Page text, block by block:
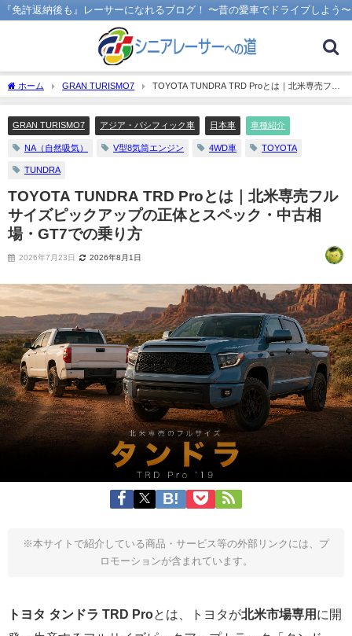
『免許返納後も』レーサーになれるブログ！ 〜昔の愛車でドライブしよう〜
ホーム GRAN TURISMO7
TOYOTA TUNDRA TRD Proとは｜北米専売フル
サイズピックアップの正体とスペック・中古相場・GT7での乗り方
GRAN TURISMO7 アジア・パシフィック車 日本車 車種紹介
NA（自然吸気） V型8気筒エンジン 4WD車 TOYOTA
TUNDRA
TOYOTA TUNDRA TRD Proとは｜北米専売フル
サイズピックアップの正体とスペック・中古相
場・GT7での乗り方
2026年7月23日 2026年8月1日
※本サイトで紹介している商品・サービス等の外部リンクには、プ
ロモーションが含まれています。
トヨタ タンドラ TRD Proとは、トヨタが北米市場専用 に開